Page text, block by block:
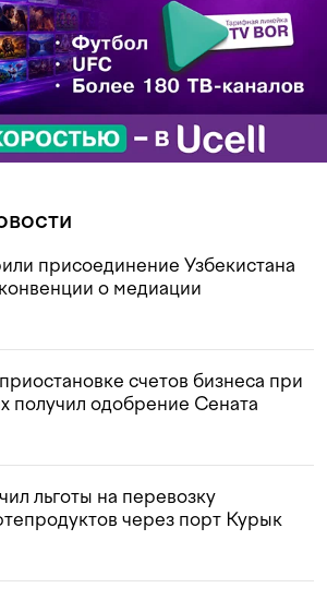
присоединение Узбекистана
о медиации
счетов бизнеса при
получил одобрение Сената
льготы на перевозку
через порт Курык